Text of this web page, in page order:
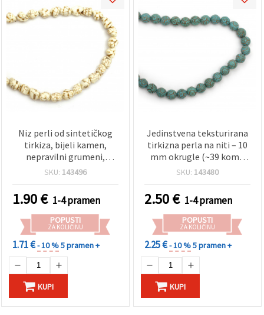
Niz perli od sintetičkog
tirkiza, bijeli kamen,
nepravilni grumeni,
10~15x12~15 mm ~ 32
SKU: 143496
1.90€ 1-4 pramen
POPUSTI
ZA KOLIČINU
1.71 €- 10 %5 pramen +
KUPI
Jedinstvena teksturirana
tirkizna perla na niti – 10
mm okrugle (~39 kom),
idealno za izradu nakita i
projekte EM ART
SKU: 143480
2.50€ 1-4 pramen
POPUSTI
ZA KOLIČINU
2.25 €- 10 %5 pramen +
KUPI